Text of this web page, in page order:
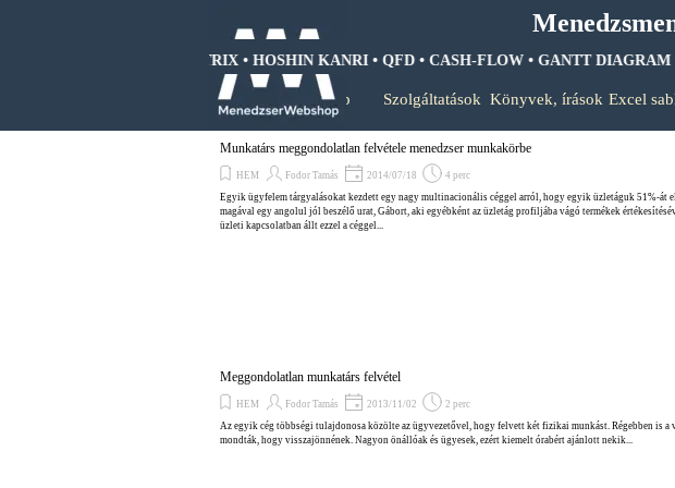
ANALIZIS • BCG MÁTRIX • HOSHIN KANRI • QFD • CASH-FLOW • GANTT DIAGRAM •
Kezdőlap
Szolgáltatások Könyvek, írások ▼
Excel
Munkatárs meggondolatlan felvétele menedzser munkakörbe
HEM Fodor Tamás 2014/07/18
4 perc
Egyik ügyfelem tárgyalásokat kezdett egy nagy multinacionális céggel arról, hogy egyik üzletáguk 51%-
magával egy angolul jól beszélő urat, Gábort, aki egyébként az üzletág profiljába vágó termékek
üzleti kapcsolatban állt ezzel a céggel...
Meggondolatlan munkatárs felvétel
HEM Fodor Tamás 2013/11/02
2 perc
Az egyik cég többségi tulajdonosa közölte az ügyvezetővel, hogy felvett két fizikai munkást. Régebben is
mondták, hogy visszajönnének. Nagyon önállóak és ügyesek, ezért kiemelt órabért ajánlott nekik...